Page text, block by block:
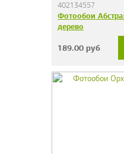
402134557
Фотообои
дерево
189.00руб